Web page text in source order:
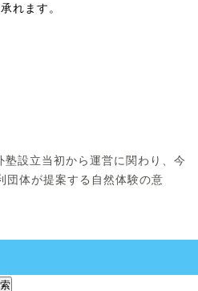
れます。
設立当初から運営に関わり、今
団体が提案する自然体験の意